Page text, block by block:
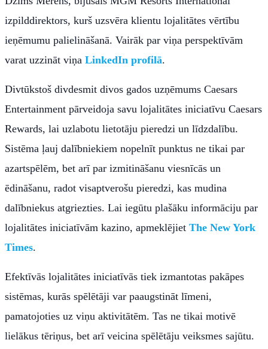
izpilddirektors, kurš uzsvēra klientu lojalitātes vērtību
ieņēmumu palielināšanā. Vairāk par viņa perspektīvām
varat uzzināt viņa LinkedIn profilā.
Divtūkstoš divdesmit divos gados uzņēmums Caesars
Entertainment pārveidoja savu lojalitātes iniciatīvu Caesars
Rewards, lai uzlabotu lietotāju pieredzi un līdzdalību.
Sistēma ļauj dalībniekiem nopelnīt punktus ne tikai par
azartspēlēm, bet arī par izmitināšanu viesnīcās un
ēdināšanu, radot visaptverošu pieredzi, kas mudina
dalībniekus atgriezties. Lai iegūtu plašāku informāciju par
lojalitātes iniciatīvām kazino, apmeklējiet The New York
Times.
Efektīvās lojalitātes iniciatīvās tiek izmantotas pakāpes
sistēmas, kurās spēlētāji var paaugstināt līmeni,
pamatojoties uz viņu aktivitātēm. Tas ne tikai motivē
lielākus tēriņus, bet arī veicina spēlētāju veiksmes sajūtu.